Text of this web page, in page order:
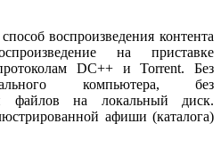
воспроизведения контента
на приставке
DC++ и Torrent. Без
компьютера, без
файлов на локальный диск.
афиши (каталога)